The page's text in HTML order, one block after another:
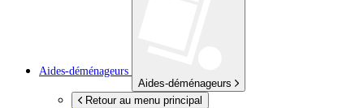
Aides-déménageurs
Aides-déménageurs
Retour au menu principal